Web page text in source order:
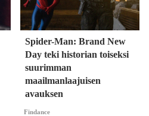
Spider-Man: Brand New
Day teki historian toiseksi
suurimman
maailmanlaajuisen
avauksen
Findance